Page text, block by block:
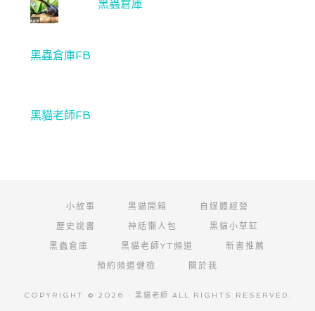
黑蟲倉庫
黑蟲倉庫FB
黑貓老師FB
小故事 黑貓開箱
自媒體經營
歷史說書
神話懶人包
黑貓小草缸
黑蟲倉庫
黑貓老師YT頻道
新書推薦
預約頻道健檢
關於我
COPYRIGHT © 2026 · 黑貓老師 ALL RIGHTS RESERVED.